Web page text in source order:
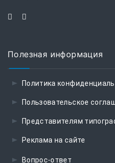
Полезная информация
Политика
Пользовательское
Представителям
Реклама на сайте
Вопрос-ответ